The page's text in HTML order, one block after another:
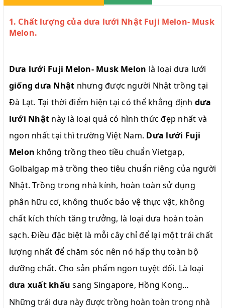
1. Chất lượng của dưa lưới Nhật Fuji Melon- Musk
Melon.
Dưa lưới Fuji Melon- Musk Melon là loại dưa lưới
giống dưa Nhật nhưng được người Nhật trồng tại
Đà Lạt. Tại thời điểm hiện tại có thể khẳng định dưa
lưới Nhật này là loại quả có hình thức đẹp nhất và
ngon nhất tại thì trường Việt Nam. Dưa lưới Fuji
Melon không trồng theo tiều chuẩn Vietgap,
Golbalgap mà trồng theo tiêu chuẩn riêng của người
Nhật. Trồng trong nhà kính, hoàn toàn sử dụng
phân hữu cơ, không thuốc bảo vệ thực vật, không
chất kích thích tăng trưởng, là loại dưa hoàn toàn
sạch. Điều đặc biệt là mỗi cây chỉ để lại một trái chất
lượng nhất để chăm sóc nên nó hấp thụ toàn bộ
dưỡng chất. Cho sản phẩm ngon tuyệt đối. Là loại
dưa xuất khẩu sang Singapore, Hồng Kong…
Những trái dưa này được trồng hoàn toàn trong nhà